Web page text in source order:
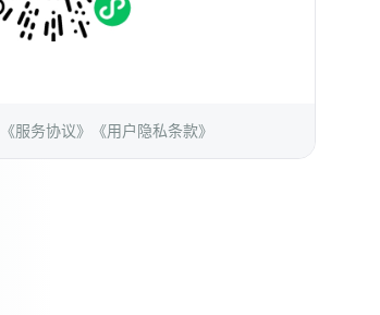
《服务协议》 《用户隐私条款》